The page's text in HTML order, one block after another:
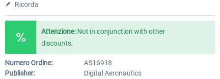
Ricorda
Attenzione: Not in conjunction with other
discounts.
Numero Ordine:
AS16918
Publisher:
Digital Aeronautics